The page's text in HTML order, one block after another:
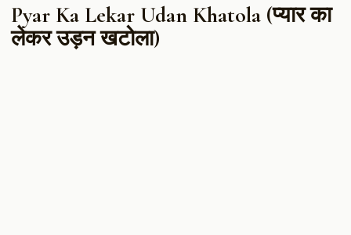
Pyar Ka Lekar Udan Khatola (प्यार का
लेकर उड़न खटोला)